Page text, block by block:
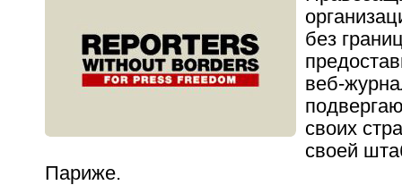
без
веб-
своих
своей
Париже.